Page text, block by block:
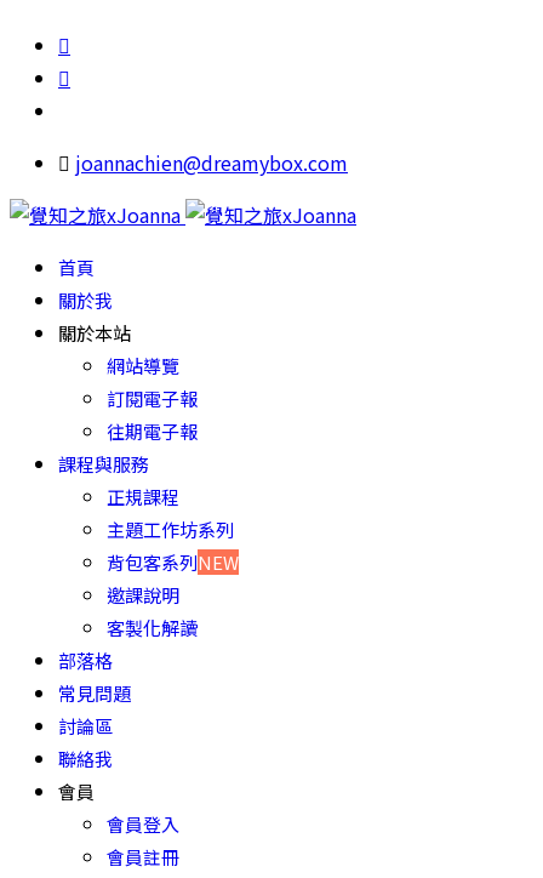
joannachien@dreamybox.com
首頁
關於我
關於本站
網站導覽
訂閱電子報
往期電子報
課程與服務
正規課程
主題工作坊系列
背包客系列NEW
邀課說明
客製化解讀
部落格
常見問題
討論區
聯絡我
會員
會員登入
會員註冊